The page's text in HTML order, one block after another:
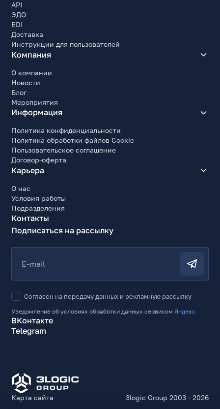
API
ЭДО
EDI
Доставка
Инструкции для пользователей
Компания
О компании
Новости
Блог
Мероприятия
Информация
Политика конфиденциальности
Политика обработки файлов Cookie
Пользовательское соглашение
Договор-оферта
Карьера
О нас
Условия работы
Подразделения
Контакты
Подписаться на рассылку
E-mail
Согласен на передачу данных и рекламную рассылку
Уведомление об условиях обработки данных сервисом Яндекс
ВКонтакте
Telegram
Карта сайта 3logic Group 2003 - 2026